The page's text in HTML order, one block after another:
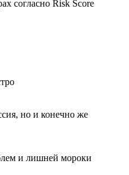
согласно Risk Score
но и конечно же
и лишней мороки